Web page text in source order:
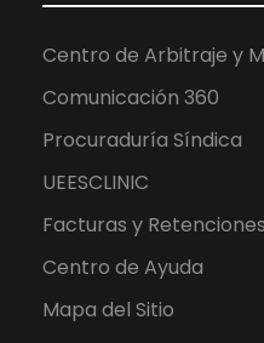
Centro de Arbitraje y
Comunicación 360
Procuraduría Síndica
UEESCLINIC
Facturas y Retenciones
Centro de Ayuda
Mapa del Sitio